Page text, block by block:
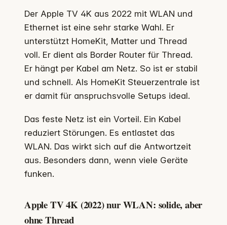
Der Apple TV 4K aus 2022 mit WLAN und
Ethernet ist eine sehr starke Wahl. Er
unterstützt HomeKit, Matter und Thread
voll. Er dient als Border Router für Thread.
Er hängt per Kabel am Netz. So ist er stabil
und schnell. Als HomeKit Steuerzentrale ist
er damit für anspruchsvolle Setups ideal.
Das feste Netz ist ein Vorteil. Ein Kabel
reduziert Störungen. Es entlastet das
WLAN. Das wirkt sich auf die Antwortzeit
aus. Besonders dann, wenn viele Geräte
funken.
Apple TV 4K (2022) nur WLAN: solide, aber
ohne Thread